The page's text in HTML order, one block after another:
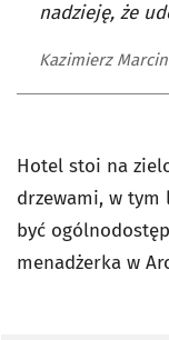
nadzieję, że
Kazimierz
Hotel stoi na
drzewami, w
być
menadżerka w